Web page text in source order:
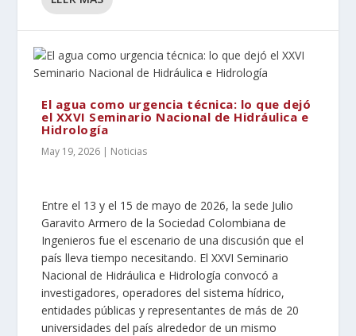
El agua como urgencia técnica: lo que dejó
el XXVI Seminario Nacional de Hidráulica e
Hidrología
May 19, 2026 | Noticias
Entre el 13 y el 15 de mayo de 2026, la sede Julio
Garavito Armero de la Sociedad Colombiana de
Ingenieros fue el escenario de una discusión que el
país lleva tiempo necesitando. El XXVI Seminario
Nacional de Hidráulica e Hidrología convocó a
investigadores, operadores del sistema hídrico,
entidades públicas y representantes de más de 20
universidades del país alrededor de un mismo